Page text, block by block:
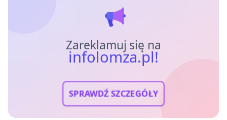
Zareklamuj się na
infolomza.pl!
SPRAWDŹ SZCZEGÓŁY